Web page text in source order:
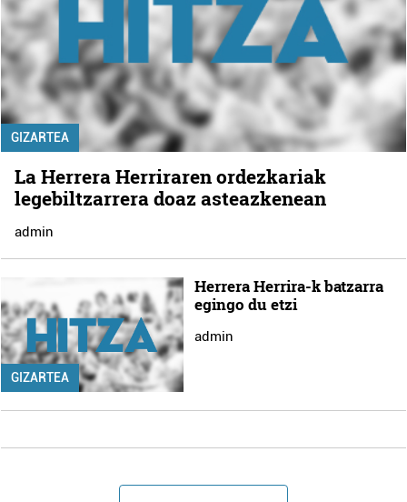
GIZARTEA
La Herrera Herriraren ordezkariak
legebiltzarrera doaz asteazkenean
admin
GIZARTEA
Herrera Herrira-k batzarra
egingo du etzi
admin